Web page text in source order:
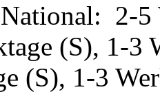
2-5
(S), 1-3
(S), 1-3